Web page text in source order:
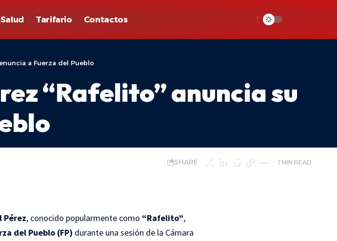
Salud Tarifario Contactos
a Fuerza del Pueblo
“Rafelito” anuncia su
SHARE 1 MIN READ
Pérez, conocido popularmente como “Rafelito”,
del Pueblo (FP) durante una sesión de la Cámara